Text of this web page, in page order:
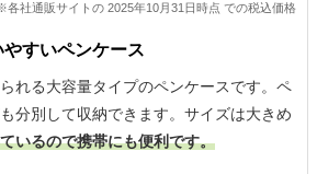
各社通販サイトの 2025年10月31日時点 での税込価格
すいペンケース
れる大容量タイプのペンケースです。ペ
分別して収納できます。サイズは大きめ
いるので携帯にも便利です。